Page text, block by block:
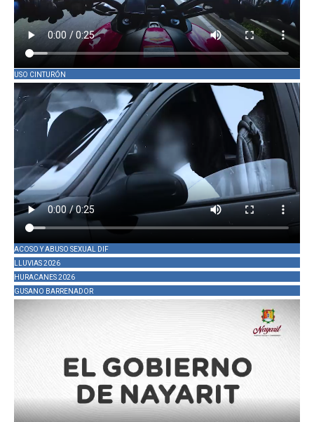
USO CINTURÓN
ACOSO Y ABUSO SEXUAL DIF
LLUVIAS 2026
HURACANES 2026
GUSANO BARRENADOR